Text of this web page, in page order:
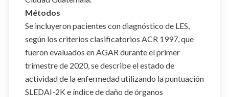
Métodos
Se incluyeron pacientes con diagnóstico de LES,
según los criterios clasificatorios ACR 1997, que
fueron evaluados en AGAR durante el primer
trimestre de 2020, se describe el estado de
actividad de la enfermedad utilizando la puntuación
SLEDAI-2K e índice de daño de órganos